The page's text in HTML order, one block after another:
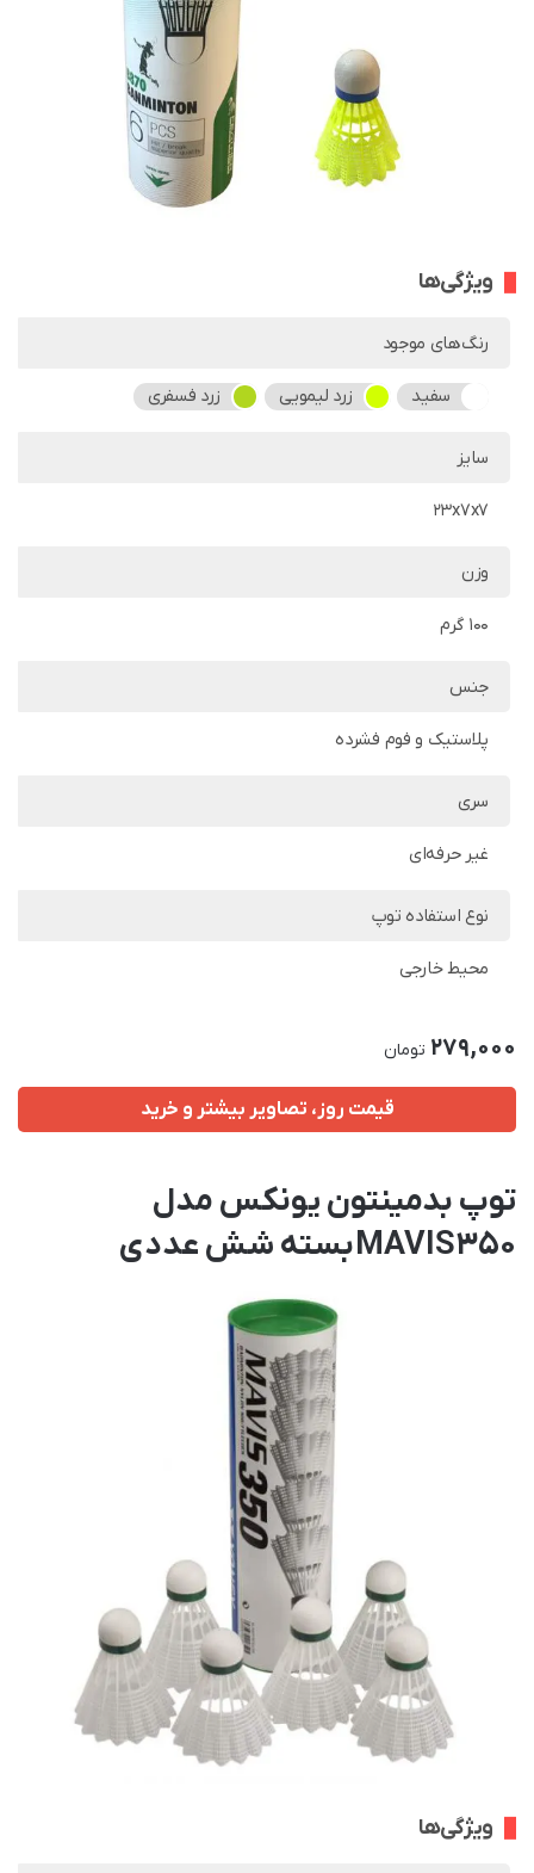
ویژگی‌ها
رنگ‌های موجود
سفید زرد لیمویی زرد فسفری
سایز
23x7x7
وزن
100 گرم
جنس
پلاستیک و فوم فشرده
سری
غیر حرفه‌ای
نوع استفاده توپ
محیط خارجی
279,000 تومان
قیمت روز، تصاویر بیشتر و خرید
توپ بدمینتون یونکس مدل
MAVIS350 بسته شش عددی
ویژگی‌ها